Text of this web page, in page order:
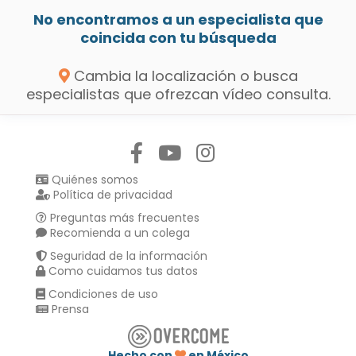
No encontramos a un especialista que
coincida con tu búsqueda
Cambia la localización o busca
especialistas que ofrezcan vídeo consulta.
Quiénes somos
Política de privacidad
Preguntas más frecuentes
Recomienda a un colega
Seguridad de la información
Como cuidamos tus datos
Condiciones de uso
Prensa